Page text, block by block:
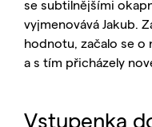
se subtilnějšími
vyjmenovává Jakub.
hodnotu, začalo se
a s tím přicházely
Vstupenka